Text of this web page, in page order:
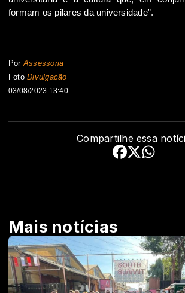
formam os pilares da universidade”.
PorAssessoria
FotoDivulgação
03/08/2023 13:40
Compartilhe essa
Mais notícias